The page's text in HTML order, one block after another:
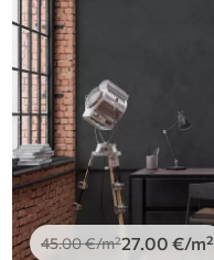
45.00€/m²27.00 €/m²